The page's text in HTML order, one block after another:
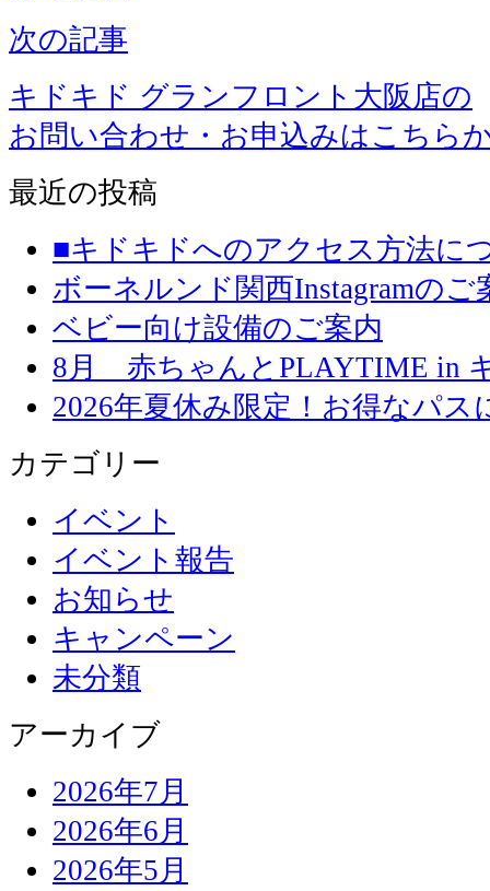
次の記事
キドキド グランフロント大阪店の
お問い合わせ・お申込みはこちら
最近の投稿
■キドキドへのアクセス方法に
ボーネルンド関西Instagramのご
ベビー向け設備のご案内
8月 赤ちゃんとPLAYTIME in
2026年夏休み限定！お得なパス
カテゴリー
イベント
イベント報告
お知らせ
キャンペーン
未分類
アーカイブ
2026年7月
2026年6月
2026年5月